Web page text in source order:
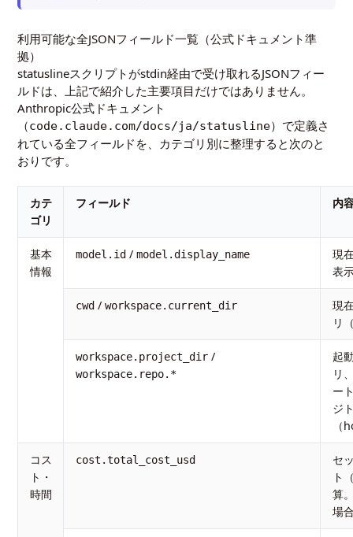
利用可能な全JSONフィールド一覧（公式ドキュメント準
拠）
statuslineスクリプトがstdin経由で受け取れるJSONフィー
ルドは、上記で紹介した主要項目だけではありません。
Anthropic公式ドキュメント
（code.claude.com/docs/ja/statusline）で定義さ
れている全フィールドを、カテゴリ別に整理すると次のと
おりです。
カテ
ゴリ
フィールド 内
基本
情報
model.id/ model.display_name
現
表
cwd/ workspace.current_dir
現
リ
workspace.project_dir/
workspace.repo.*
起
リ
ー
ジ
コス
ト・
時間
cost.total_cost_usd
セ
ト
算
場